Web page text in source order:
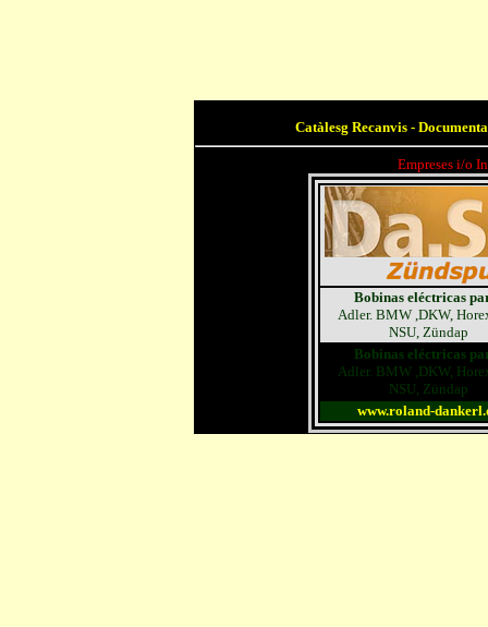
Catàlesg Recanvis -
Empreses i/o
Bobinas eléctricas
Adler. BMW ,DKW,
NSU, Zündap
Bobinas eléctricas
Adler. BMW ,DKW,
NSU, Zündap
www.roland-